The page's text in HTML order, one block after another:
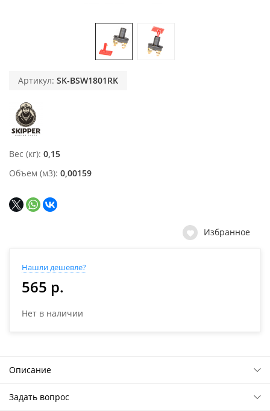
Артикул: SK-BSW1801RK
Вес (кг) 0,15
Объем (м3) 0,00159
Избранное
Нашли дешевле?
565 р.
Нет в наличии
Описание
Задать вопрос